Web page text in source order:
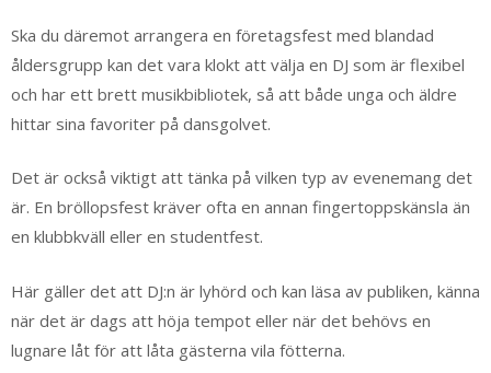
Ska du däremot arrangera en företagsfest med blandad
åldersgrupp kan det vara klokt att välja en DJ som är flexibel
och har ett brett musikbibliotek, så att både unga och äldre
hittar sina favoriter på dansgolvet.
Det är också viktigt att tänka på vilken typ av evenemang det
är. En bröllopsfest kräver ofta en annan fingertoppskänsla än
en klubbkväll eller en studentfest.
Här gäller det att DJ:n är lyhörd och kan läsa av publiken, känna
när det är dags att höja tempot eller när det behövs en
lugnare låt för att låta gästerna vila fötterna.